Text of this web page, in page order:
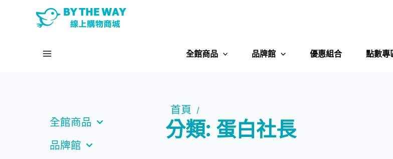
全館商品 品牌館 優惠組合 點數專
全館商品
品牌館
首頁 /
分類: 蛋白社長